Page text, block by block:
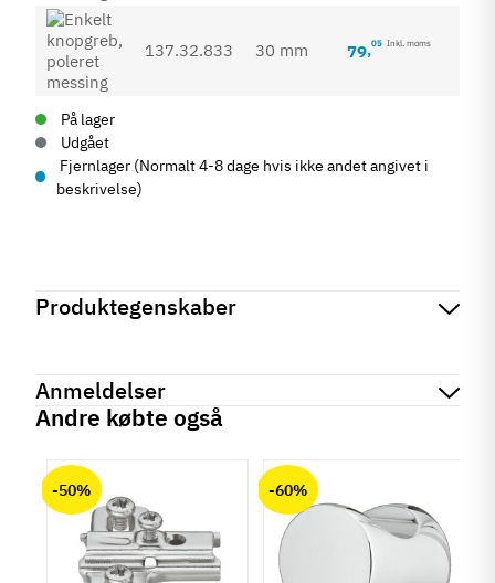
137.32.833 30 mm 79,05 Inkl. moms
På lager
Udgået
Fjernlager (Normalt 4-8 dage hvis ikke andet angivet i
beskrivelse)
Produktegenskaber
Produktinformation
Messing
Overflade
Poleret
Messing
Anmeldelser
Andre købte også
-50% -60%